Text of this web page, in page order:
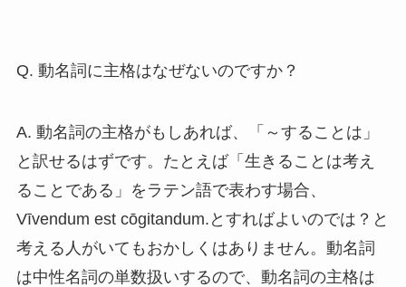
Q. 動名詞に主格はなぜないのですか？
A. 動名詞の主格がもしあれば、「～することは」
と訳せるはずです。たとえば「生きることは考え
ることである」をラテン語で表わす場合、
Vīvendum est cōgitandum.とすればよいのでは？と
考える人がいてもおかしくはありません。動名詞
は中性名詞の単数扱いするので、動名詞の主格は